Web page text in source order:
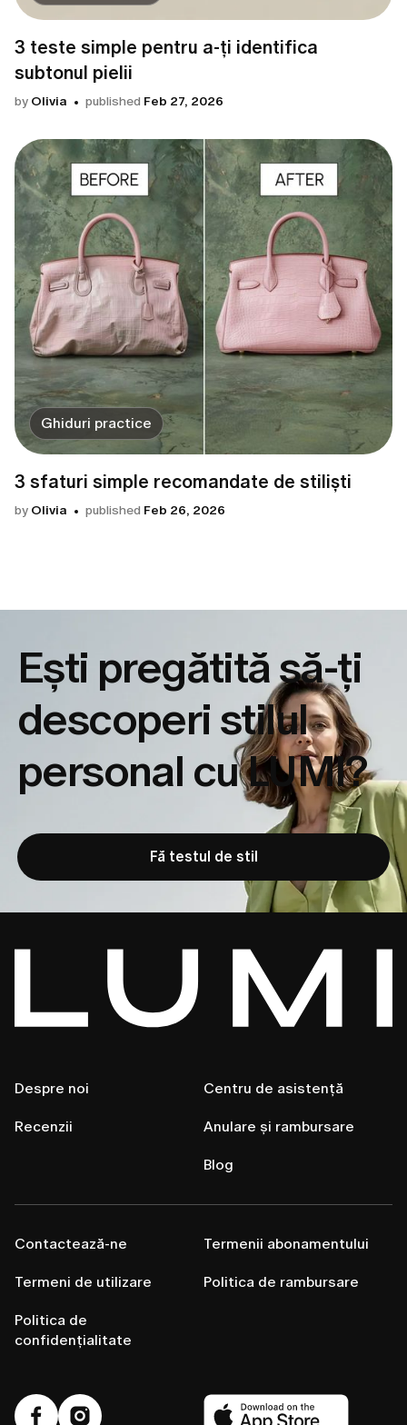
3 teste simple pentru a-ți identifica
subtonul pielii
by Olivia published Feb 27, 2026
Ghiduri practice
3 sfaturi simple recomandate de stiliști
by Olivia published Feb 26, 2026
Ești pregătită să-ți
descoperi stilul
personal cu LUMI?
Fă testul de stil
Despre noi
Recenzii
Centru de asistență
Anulare și rambursare
Blog
Contactează-ne
Termeni de utilizare
Politica de
confidențialitate
Termenii abonamentului
Politica de rambursare